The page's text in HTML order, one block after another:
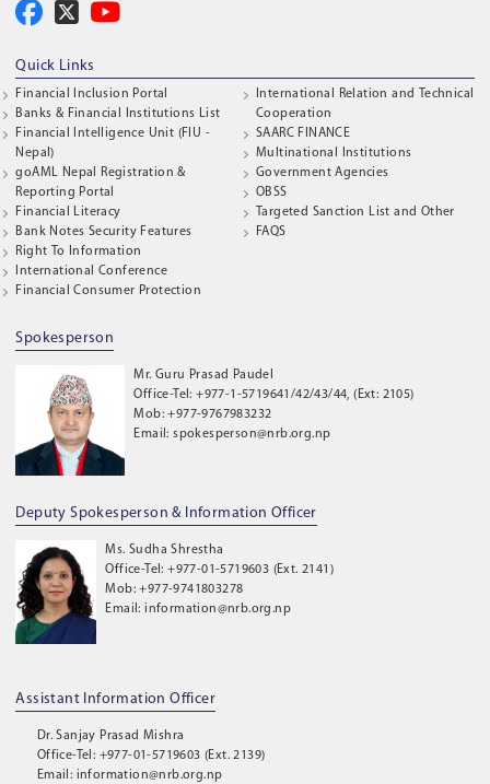
Quick Links
Financial Inclusion Portal
Banks & Financial Institutions List
Financial Intelligence Unit (FIU -
Nepal)
goAML Nepal Registration &
Reporting Portal
Financial Literacy
Bank Notes Security Features
Right To Information
International Conference
Financial Consumer Protection
International Relation and Technical
Cooperation
SAARC FINANCE
Multinational Institutions
Government Agencies
OBSS
Targeted Sanction List and Other
FAQS
Spokesperson
Mr. Guru Prasad Paudel
Office-Tel: +977-1-5719641/42/43/44, (Ext: 2105)
Mob: +977-9767983232
Email: spokesperson@nrb.org.np
Deputy Spokesperson & Information Officer
Ms. Sudha Shrestha
Office-Tel: +977-01-5719603 (Ext. 2141)
Mob: +977-9741803278
Email: information@nrb.org.np
Assistant Information Officer
Dr. Sanjay Prasad Mishra
Office-Tel: +977-01-5719603 (Ext. 2139)
Email: information@nrb.org.np